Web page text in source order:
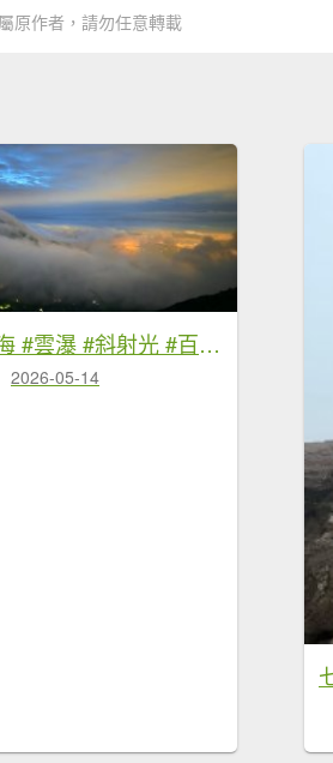
原作者，請勿任意轉載
#大屯山 #雲海 #雲瀑 #斜射光 #百拉卡 #小油坑 #中湖戰備道 #雲海 5/14&15
2026-05-14